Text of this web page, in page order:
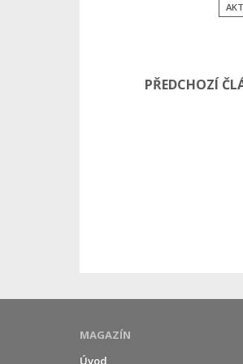
PŘEDCHOZÍ
MAGAZÍN
Úvod